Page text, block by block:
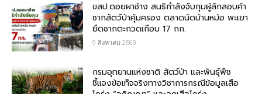
ขสป.ดอยผาช้าง สนธิกำลังจับกุมผู้ลักลอบค้า
ซากสัตว์ป่าคุ้มครอง ตลาดนัดบ้านหม้อ พะเยา
ยึดซากตะกวดเกือบ 17 กก.
9 สิงหาคม 2569
กรมอุทยานแห่งชาติ สัตว์ป่า และพันธุ์พืช​
ชี้แจงข้อเท็จจริงทางวิชาการกรณีข้อมูลเสือ